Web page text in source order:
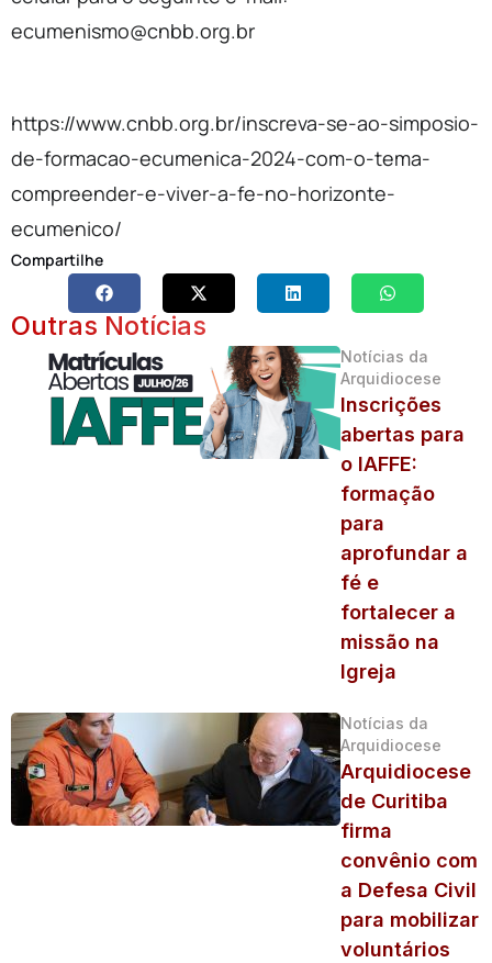
ecumenismo@cnbb.org.br
https://www.cnbb.org.br/inscreva-se-ao-simposio-
de-formacao-ecumenica-2024-com-o-tema-
compreender-e-viver-a-fe-no-horizonte-
ecumenico/
Compartilhe
Outras Notícias
Notícias da
Arquidiocese
Inscrições
abertas para
o IAFFE:
formação
para
aprofundar a
fé e
fortalecer a
missão na
Igreja
Notícias da
Arquidiocese
Arquidiocese
de Curitiba
firma
convênio com
a Defesa Civil
para mobilizar
voluntários